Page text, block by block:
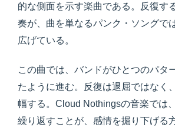
的な側面を示す楽曲である。反復す
奏が、曲を単なるパンク・ソングで
広げている。
この曲では、バンドがひとつのパタ
たように進む。反復は退屈ではなく
幅する。Cloud Nothingsの音楽では
繰り返すことが、感情を掘り下げる